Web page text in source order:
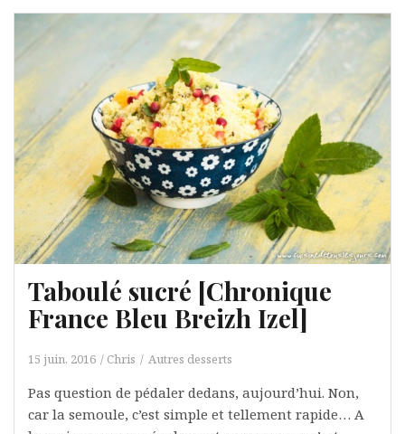
Taboulé sucré [Chronique
France Bleu Breizh Izel]
15 juin, 2016 Chris Autres desserts
Pas question de pédaler dedans, aujourd’hui. Non,
car la semoule, c’est simple et tellement rapide… A